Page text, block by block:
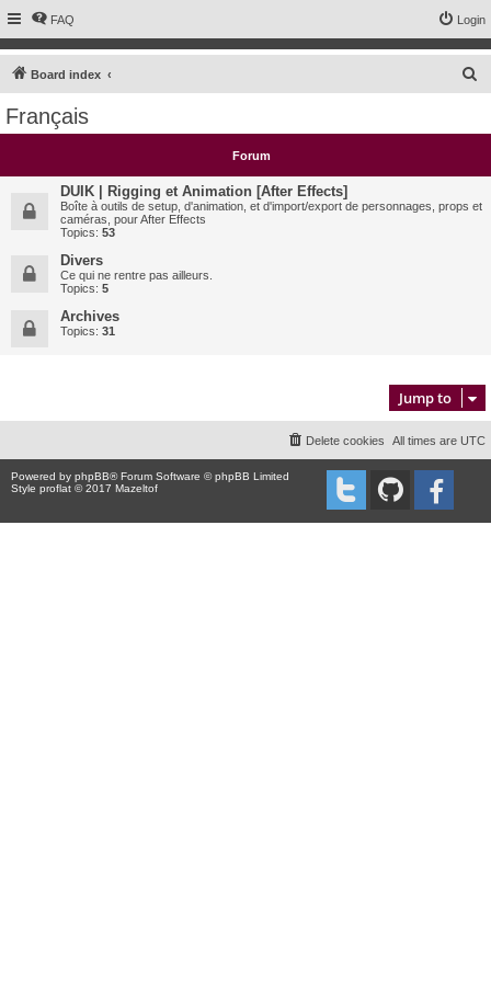
FAQ Login
Board index
c
h
Français
Forum
DUIK | Rigging et Animation [After Effects]
Boîte à outils de setup, d'animation, et d'import/export de personnages, props et
caméras, pour After Effects
Topics: 53
Divers
Ce qui ne rentre pas ailleurs.
Topics: 5
Archives
Topics: 31
Jump to
All times are UTC
Delete cookies
Powered by phpBB® Forum Software © phpBB Limited
Style proflat © 2017 Mazeltof